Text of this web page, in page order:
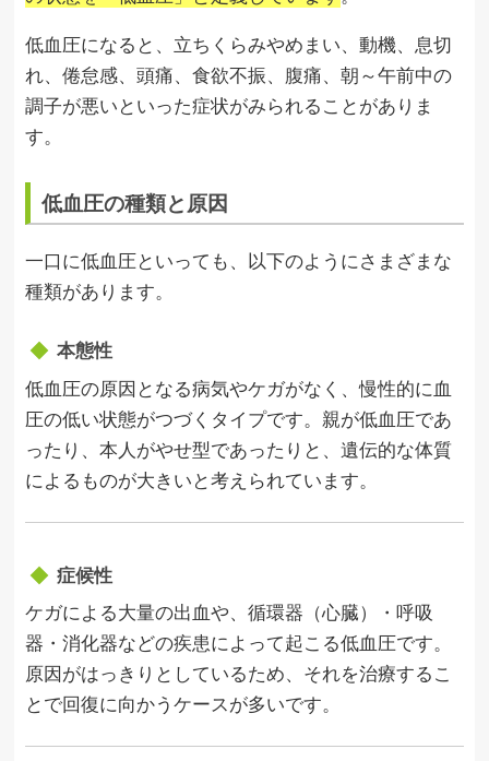
低血圧になると、立ちくらみやめまい、動機、息切
れ、倦怠感、頭痛、食欲不振、腹痛、朝～午前中の
調子が悪いといった症状がみられることがありま
す。
低血圧の種類と原因
一口に低血圧といっても、以下のようにさまざまな
種類があります。
本態性
低血圧の原因となる病気やケガがなく、慢性的に血
圧の低い状態がつづくタイプです。親が低血圧であ
ったり、本人がやせ型であったりと、遺伝的な体質
によるものが大きいと考えられています。
症候性
ケガによる大量の出血や、循環器（心臓）・呼吸
器・消化器などの疾患によって起こる低血圧です。
原因がはっきりとしているため、それを治療するこ
とで回復に向かうケースが多いです。